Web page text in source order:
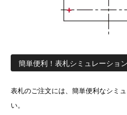
簡単便利！表札シミュレーション
表札のご注文には、簡単便利なシミ
い。